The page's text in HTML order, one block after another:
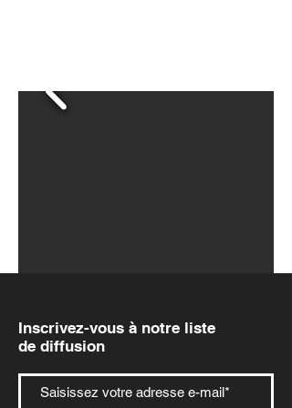
Inscrivez-vous à notre liste
de diffusion